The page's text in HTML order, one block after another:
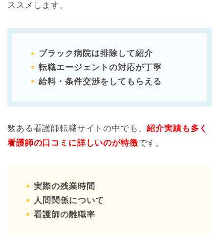
ススメします。
ブラック病院は排除して紹介
転職エージェントの対応が丁寧
給料・条件交渉をしてもらえる
数ある看護師転職サイトの中でも、紹介実績も多く
看護師の口コミに詳しいのが特徴です。
実際の残業時間
人間関係について
看護師の離職率